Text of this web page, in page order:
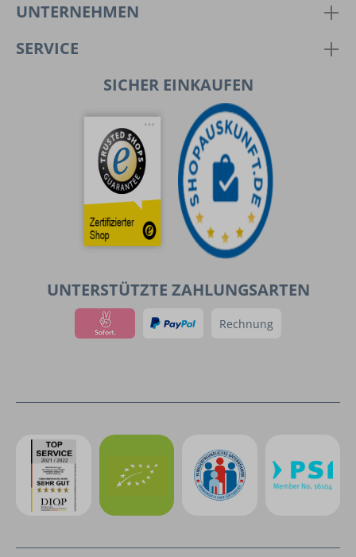
UNTERNEHMEN
SERVICE
SICHER EINKAUFEN
UNTERSTÜTZTE ZAHLUNGSARTEN
Rechnung